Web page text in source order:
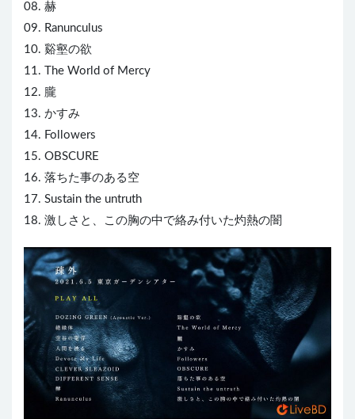
08. 赫
09. Ranunculus
10. 谿壑の欲
11. The World of Mercy
12. 朧
13. かすみ
14. Followers
15. OBSCURE
16. 落ちた事のある空
17. Sustain the untruth
18. 激しさと、この胸の中で絡み付いた灼熱の闇